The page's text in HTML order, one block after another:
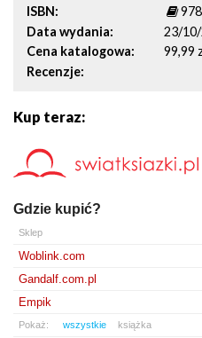
ISBN
Data wydania
23/
Cena katalogowa
99,99
Recenzje
Kup teraz:
Gdzie kupić?
Sklep
Woblink.com
Gandalf.com.pl
Empik
Pokaż: wszystkie książka